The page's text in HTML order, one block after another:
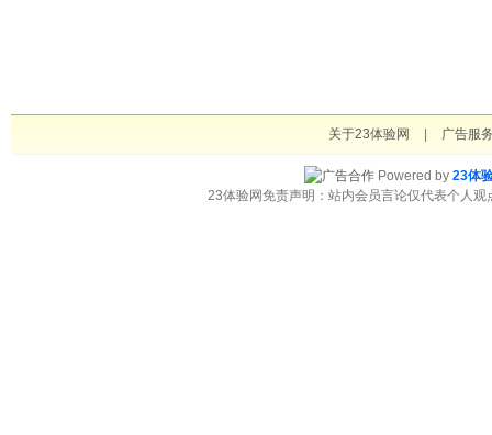
关于23体验网 广告服
Powered by 23体
23体验网免责声明：站内会员言论仅代表个人